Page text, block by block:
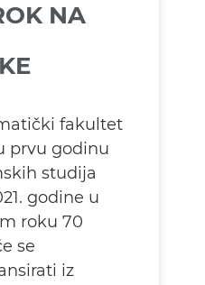
NA
fakultet
prvu godinu
studija
godine u
roku 70
se
iz